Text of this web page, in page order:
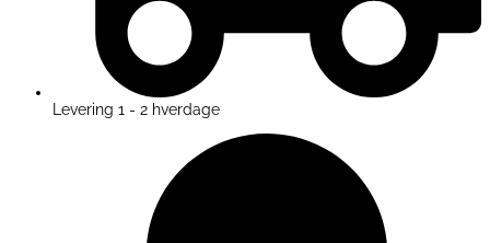
Levering 1 - 2 hverdage